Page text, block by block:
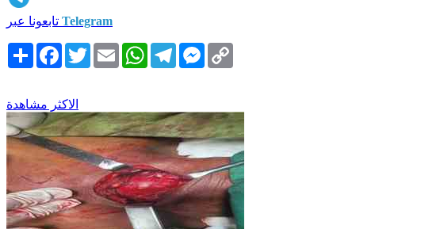
Telegram
انشر Facebook
TwitterEmail WhatsAppTelegramMessenger
الاكثر مشاهدة